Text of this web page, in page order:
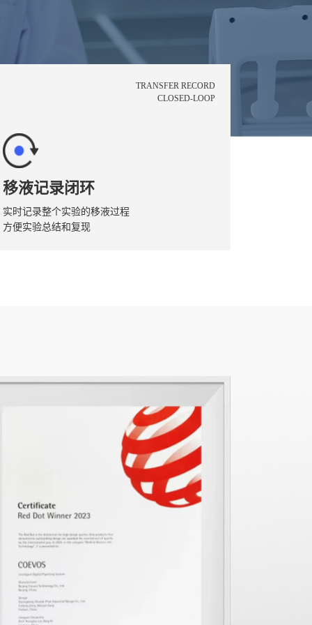
TRANSFER RECORD
CLOSED-LOOP
移液记录闭环
实时记录整个实验的移液过程
方便实验总结和复现